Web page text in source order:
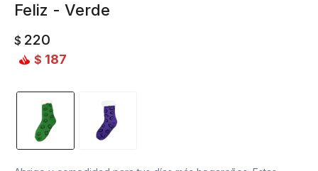
Feliz - Verde
$ 220
$ 187